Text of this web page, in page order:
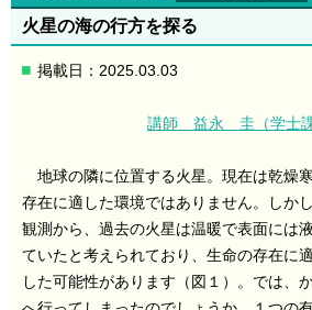
火星の海の行方を探る
掲載日：2025.03.03
講師 益永 圭（学士課
地球の隣に位置する火星。現在は乾燥
存在に適した環境ではありません。しか
観測から、過去の火星は温暖で表面には
ていたと考えられており、生命の存在に
した可能性があります（図１）。では、